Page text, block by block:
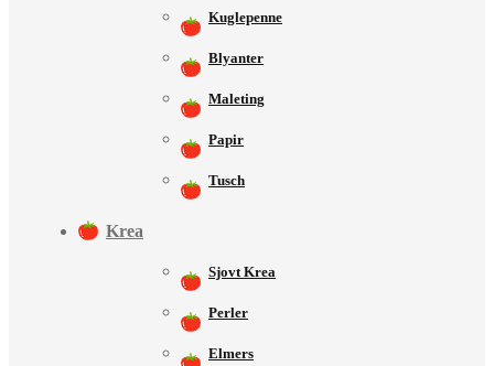
Kuglepenne
Blyanter
Maleting
Papir
Tusch
Krea
Sjovt Krea
Perler
Elmers